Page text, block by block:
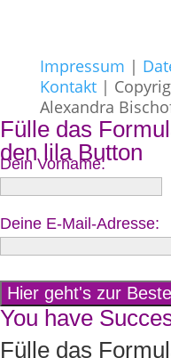
Impressum |
Kontakt|
Alexandra
Fülle das
den lila Button
Dein Vorname:
Deine E-Mail-Adresse:
You have
Fülle das